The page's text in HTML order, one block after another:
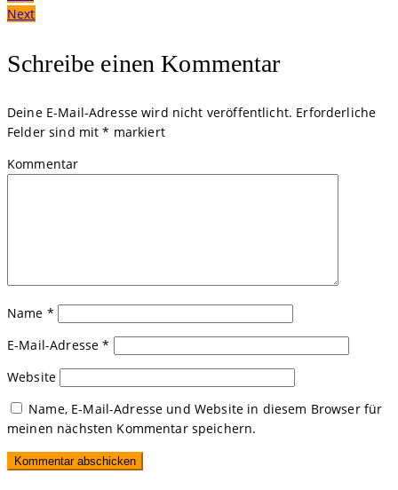
Next
Schreibe einen Kommentar
Deine E-Mail-Adresse wird nicht veröffentlicht. Erforderliche
Felder sind mit* markiert
Kommentar
Name *
E-Mail-Adresse*
Website
Name, E-Mail-Adresse und Website in diesem Browser für
meinen nächsten Kommentar speichern.